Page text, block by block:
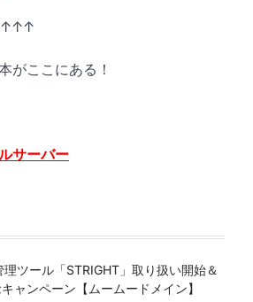
がここにある！
サーバー
ツール「STRIGHT」取り扱い開始＆
ャンペーン【ムームードメイン】